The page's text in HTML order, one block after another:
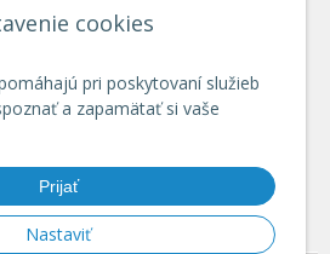
cookies
pri poskytovaní služieb
a zapamätať si vaše
Prijať
Nastaviť
podmienky
osobných údajov
Doprava a platba
veľkoobchod